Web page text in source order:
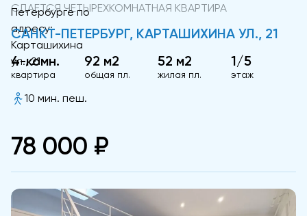
СДАЕТСЯ ЧЕТЫРЕХКОМНАТНАЯ КВАРТИРА
САНКТ-ПЕТЕРБУРГ, КАРТАШИХИНА УЛ., 21
4-комн.
квартира
92 м2
общая пл.
52 м2
жилая пл.
1/5
этаж
10 мин. пеш.
78 000 ₽